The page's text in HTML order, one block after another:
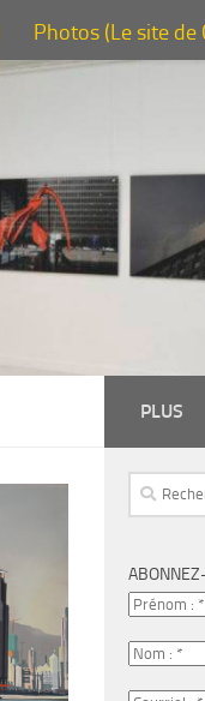
Photos (Le site de
PLUS